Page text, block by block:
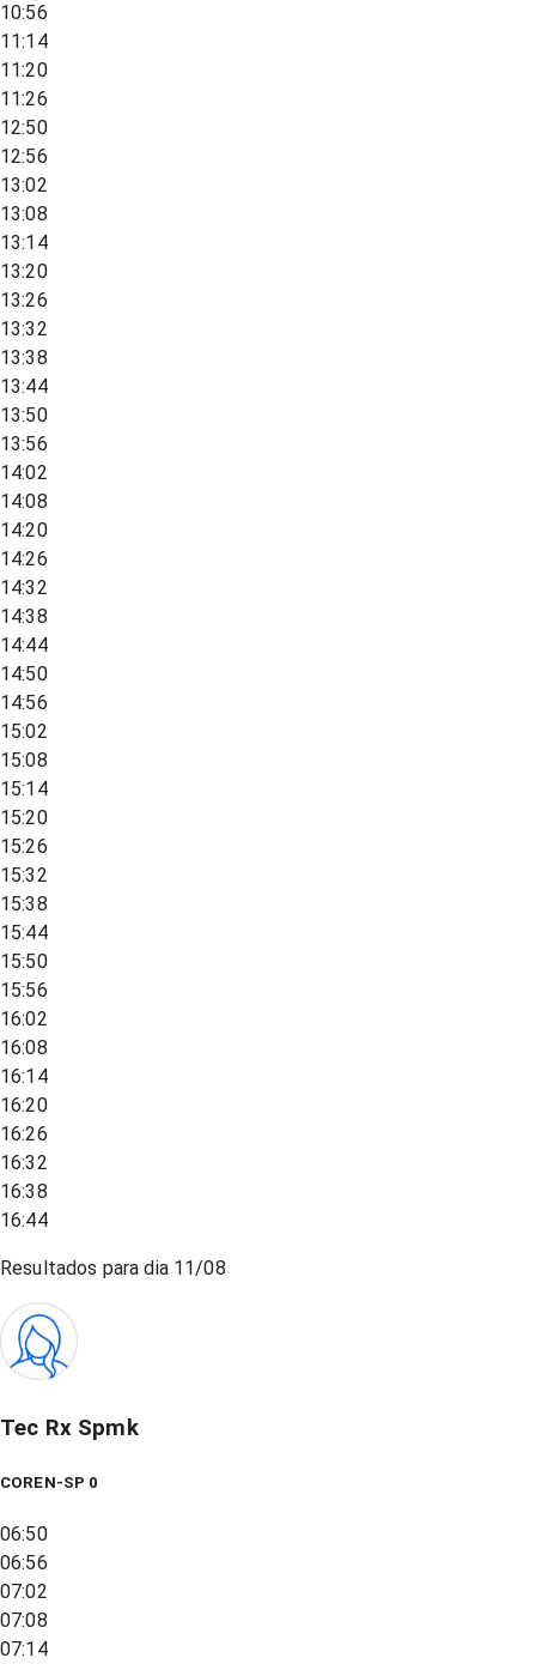
10:56
11:14
11:20
11:26
12:50
12:56
13:02
13:08
13:14
13:20
13:26
13:32
13:38
13:44
13:50
13:56
14:02
14:08
14:20
14:26
14:32
14:38
14:44
14:50
14:56
15:02
15:08
15:14
15:20
15:26
15:32
15:38
15:44
15:50
15:56
16:02
16:08
16:14
16:20
16:26
16:32
16:38
16:44
Resultados para dia 11/08
Tec Rx Spmk
COREN-SP 0
06:50
06:56
07:02
07:08
07:14